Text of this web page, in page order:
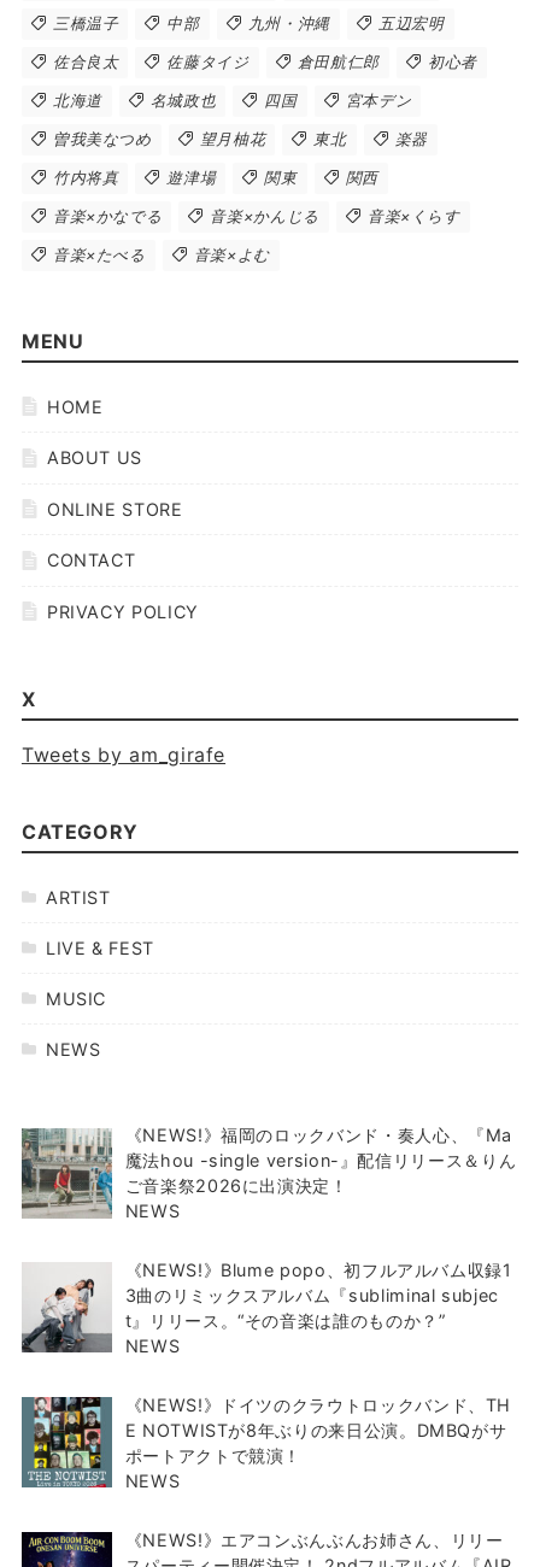
三橋温子 中部 九州・沖縄 五辺宏明
佐合良太 佐藤タイジ 倉田航仁郎 初心者
北海道 名城政也 四国 宮本デン
曽我美なつめ 望月柚花 東北 楽器
竹内将真 遊津場 関東 関西
音楽×かなでる 音楽×かんじる 音楽×くらす
音楽×たべる 音楽×よむ
MENU
HOME
ABOUT US
ONLINE STORE
CONTACT
PRIVACY POLICY
X
Tweets by am_girafe
CATEGORY
ARTIST
LIVE & FEST
MUSIC
NEWS
《NEWS!》福岡のロックバンド・奏人心、『Ma
魔法hou -single version-』配信リリース＆りん
ご音楽祭2026に出演決定！
NEWS
《NEWS!》Blume popo、初フルアルバム収録1
3曲のリミックスアルバム『subliminal subjec
t』リリース。“その音楽は誰のものか？”
NEWS
《NEWS!》ドイツのクラウトロックバンド、TH
E NOTWISTが8年ぶりの来日公演。DMBQがサ
ポートアクトで競演！
NEWS
《NEWS!》エアコンぶんぶんお姉さん、リリー